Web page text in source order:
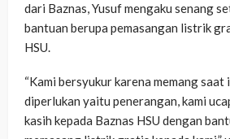
dari Baznas, Yusuf mengaku senang
bantuan berupa pemasangan listrik
HSU.
“Kami bersyukur karena memang
diperlukan yaitu penerangan, kami
kasih kepada Baznas HSU dengan